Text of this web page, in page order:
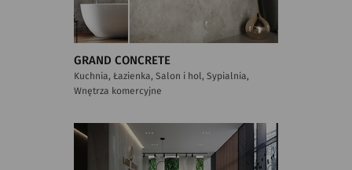
GRAND CONCRETE
Kuchnia, Łazienka, Salon i hol, Sypialnia,
Wnętrza komercyjne